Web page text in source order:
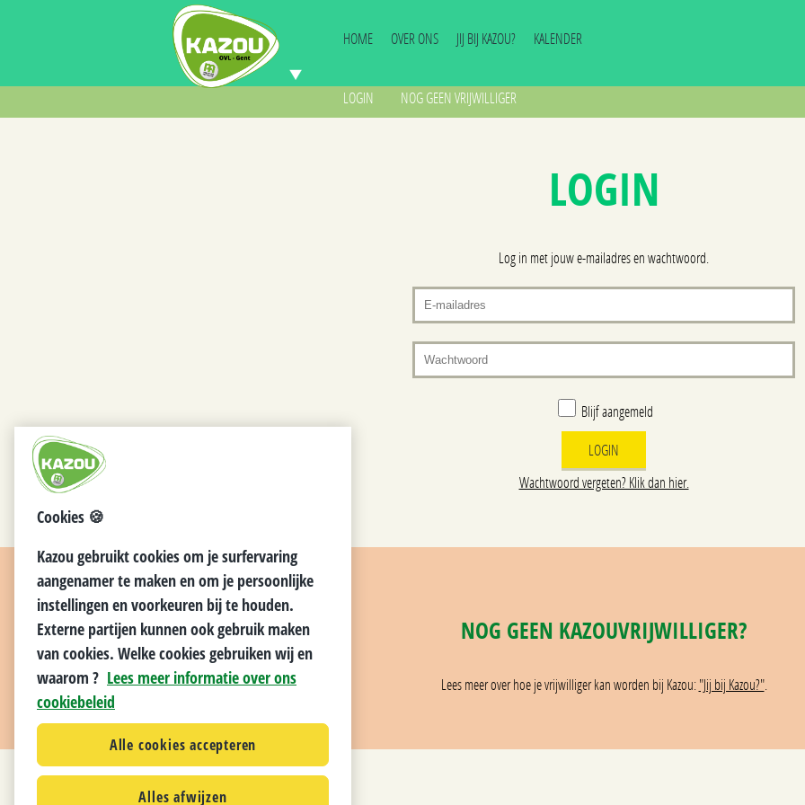
HOME OVER ONS JIJ BIJ KAZOU? KALENDER
LOGIN NOG GEEN VRIJWILLIGER
LOGIN
Log in met jouw e-mailadres en wachtwoord.
Blijf aangemeld
Wachtwoord vergeten? Klik dan hier.
NOG GEEN KAZOUVRIJWILLIGER?
Lees meer over hoe je vrijwilliger kan worden bij Kazou:"Jij bij Kazou?".
Cookies 🍪
Kazou gebruikt cookies om je surfervaring
aangenamer te maken en om je persoonlijke
instellingen en voorkeuren bij te houden.
Externe partijen kunnen ook gebruik maken
van cookies. Welke cookies gebruiken wij en
waarom ? Lees meer informatie over ons
cookiebeleid
Alle cookies accepteren
Alles afwijzen